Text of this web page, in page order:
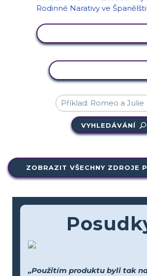
VYHLEDÁVÁNÍ
ZOBRAZIT VŠECHNY ZDROJE
„Použitím produktu byli tak